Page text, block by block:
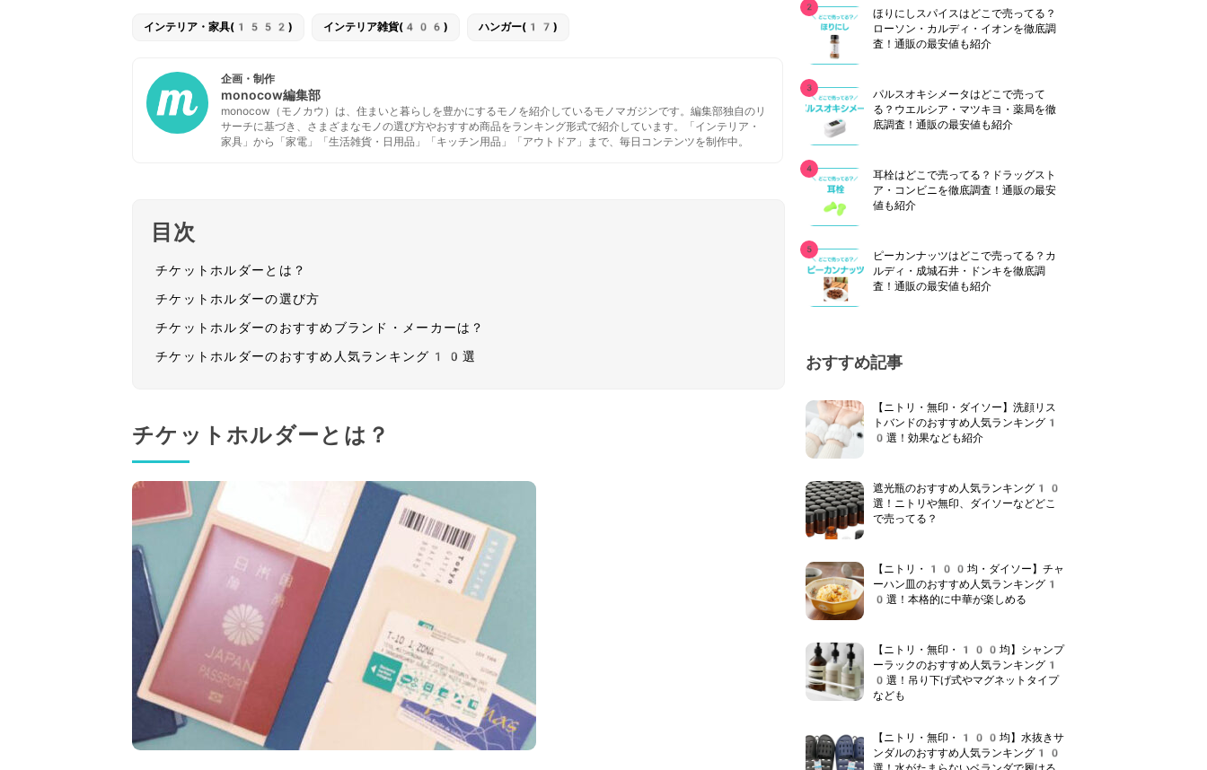
インテリア・家具(1552) インテリア雑貨(406) ハンガー(17)
企画・制作
monocow編集部
monocow（モノカウ）は、住まいと暮らしを豊かにするモノを紹介しているモノマガジンです。編集部独自のリ
サーチに基づき、さまざまなモノの選び方やおすすめ商品をランキング形式で紹介しています。「インテリア・
家具」から「家電」「生活雑貨・日用品」「キッチン用品」「アウトドア」まで、毎日コンテンツを制作中。
目次
チケットホルダーとは？
チケットホルダーの選び方
チケットホルダーのおすすめブランド・メーカーは？
チケットホルダーのおすすめ人気ランキング10選
チケットホルダーとは？
ほりにしスパイスはどこで売ってる？
ローソン・カルディ・イオンを徹底調
査！通販の最安値も紹介
パルスオキシメータはどこで売って
る？ウエルシア・マツキヨ・薬局を徹
底調査！通販の最安値も紹介
耳栓はどこで売ってる？ドラッグスト
ア・コンビニを徹底調査！通販の最安
値も紹介
ピーカンナッツはどこで売ってる？カ
ルディ・成城石井・ドンキを徹底調
査！通販の最安値も紹介
おすすめ記事
【ニトリ・無印・ダイソー】洗顔リス
トバンドのおすすめ人気ランキング1
0選！効果なども紹介
遮光瓶のおすすめ人気ランキング10
選！ニトリや無印、ダイソーなどどこ
で売ってる？
【ニトリ・100均・ダイソー】チャ
ーハン皿のおすすめ人気ランキング1
0選！本格的に中華が楽しめる
【ニトリ・無印・100均】シャンプ
ーラックのおすすめ人気ランキング1
0選！吊り下げ式やマグネットタイプ
なども
【ニトリ・無印・100均】水抜きサ
ンダルのおすすめ人気ランキング10